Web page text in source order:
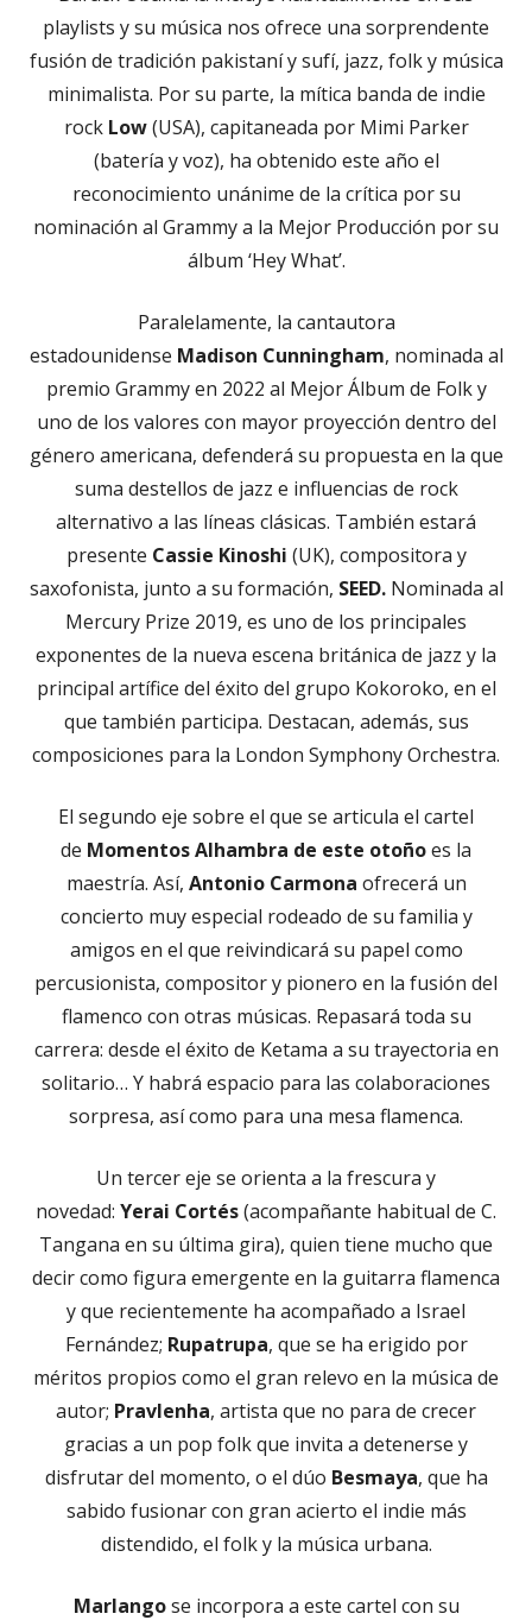
playlists y su música nos ofrece una sorprendente
fusión de tradición pakistaní y sufí, jazz, folk y música
minimalista. Por su parte, la mítica banda de indie
rock Low(USA), capitaneada por Mimi Parker
(batería y voz), ha obtenido este año el
reconocimiento unánime de la crítica por su
nominación al Grammy a la Mejor Producción por su
álbum ‘Hey What’.
Paralelamente, la cantautora
estadounidense Madison Cunningham, nominada al
premio Grammy en 2022 al Mejor Álbum de Folk y
uno de los valores con mayor proyección dentro del
género americana, defenderá su propuesta en la que
suma destellos de jazz e influencias de rock
alternativo a las líneas clásicas. También estará
presente Cassie Kinoshi (UK), compositora y
saxofonista, junto a su formación, SEED.Nominada al
Mercury Prize 2019, es uno de los principales
exponentes de la nueva escena británica de jazz y la
principal artífice del éxito del grupo Kokoroko, en el
que también participa. Destacan, además, sus
composiciones para la London Symphony Orchestra.
El segundo eje sobre el que se articula el cartel
de Momentos Alhambra de este otoñoes la
maestría. Así, Antonio Carmona ofrecerá un
concierto muy especial rodeado de su familia y
amigos en el que reivindicará su papel como
percusionista, compositor y pionero en la fusión del
flamenco con otras músicas. Repasará toda su
carrera: desde el éxito de Ketama a su trayectoria en
solitario… Y habrá espacio para las colaboraciones
sorpresa, así como para una mesa flamenca.
Un tercer eje se orienta a la frescura y
novedad: Yerai Cortés(acompañante habitual de C.
Tangana en su última gira), quien tiene mucho que
decir como figura emergente en la guitarra flamenca
y que recientemente ha acompañado a Israel
Fernández; Rupatrupa, que se ha erigido por
méritos propios como el gran relevo en la música de
autor; Pravlenha, artista que no para de crecer
gracias a un pop folk que invita a detenerse y
disfrutar del momento, o el dúo Besmaya, que ha
sabido fusionar con gran acierto el indie más
distendido, el folk y la música urbana.
Marlangose incorpora a este cartel con su